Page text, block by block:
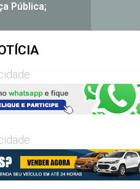
Pública;